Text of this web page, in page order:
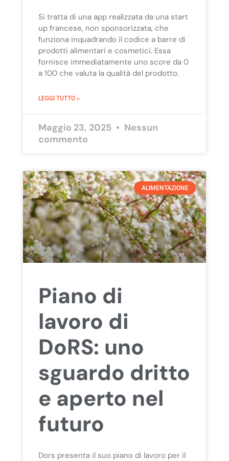
Si tratta di una app realizzata da una start
up francese, non sponsorizzata, che
funziona inquadrando il codice a barre di
prodotti alimentari e cosmetici. Essa
fornisce immediatamente uno score da 0
a 100 che valuta la qualità del prodotto.
LEGGI TUTTO »
Maggio 23, 2025
Nessun
commento
ALIMENTAZIONE
Piano di
lavoro di
DoRS: uno
sguardo dritto
e aperto nel
futuro
Dors presenta il suo piano di lavoro per il